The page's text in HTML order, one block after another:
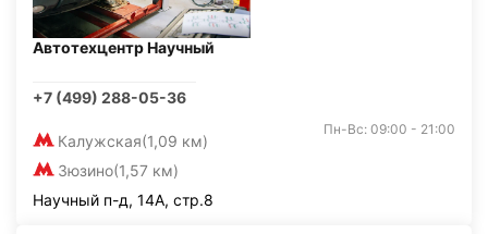
Автотехцентр Научный
+7 (499) 288-05-36
Калужская(1,09 км)
Зюзино(1,57 км)
Пн-Вс: 09:00 - 21:00
Научный п-д, 14А, стр.8